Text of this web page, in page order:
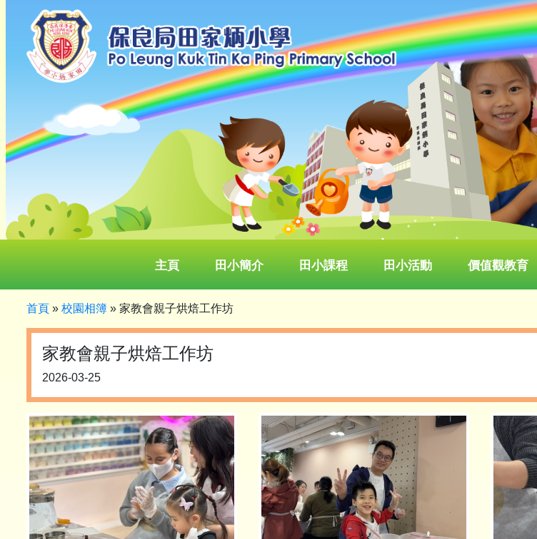
主頁 田小簡介 田小課程 田小活動 價值觀教育
首頁 » 校園相簿 » 家教會親子烘焙工作坊
家教會親子烘焙工作坊
2026-03-25